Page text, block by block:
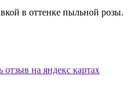
в оттенке пыльной розы.
отзыв на яндекс картах